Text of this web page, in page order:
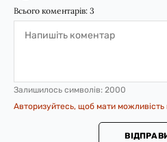
Всього коментарів: 3
Залишилось символів: 2000
Авторизуйтесь, щоб мати можливість